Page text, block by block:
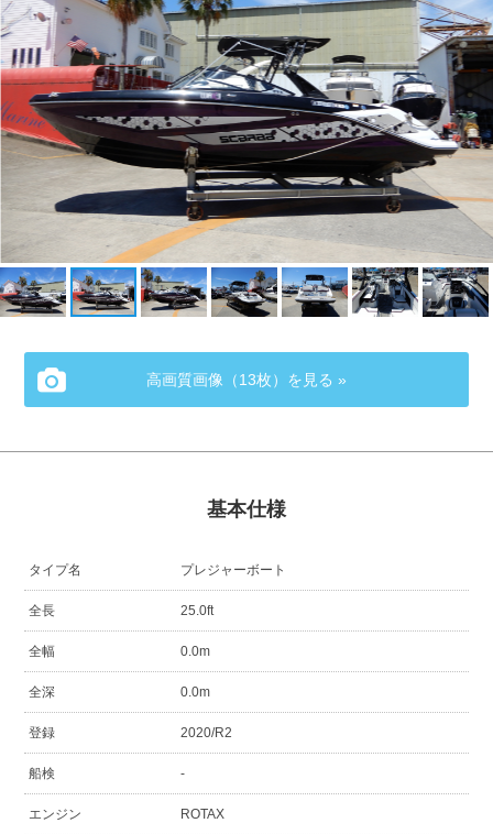
高画質画像（13枚）を見る »
基本仕様
タイプ名 プレジャーボート
全長 25.0ft
全幅 0.0m
全深 0.0m
登録 2020/R2
船検 -
エンジン ROTAX